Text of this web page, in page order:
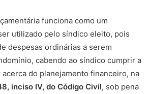
funciona como um
utilizado pelo síndico eleito, pois
despesas ordinárias a serem
cabendo ao síndico cumprir a
do planejamento financeiro, na
inciso IV, do Código Civil, sob pena